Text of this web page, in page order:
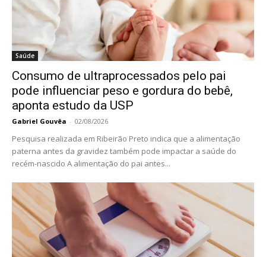
Saúde
Consumo de ultraprocessados pelo pai
pode influenciar peso e gordura do bebê,
aponta estudo da USP
Gabriel Gouvêa - 02/08/2026
Pesquisa realizada em Ribeirão Preto indica que a alimentação
paterna antes da gravidez também pode impactar a saúde do
recém-nascido A alimentação do pai antes...